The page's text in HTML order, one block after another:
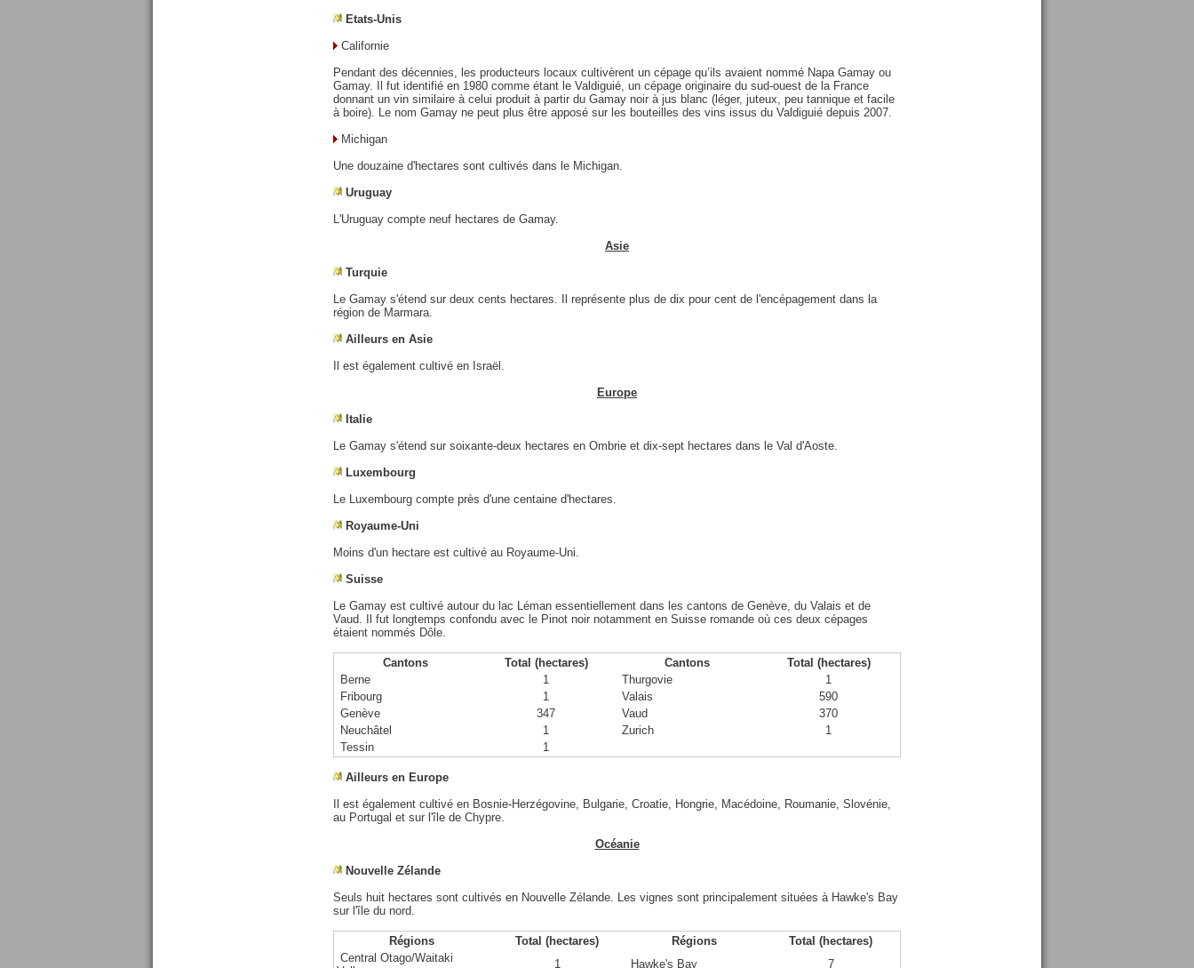
Etats-Unis
Californie
Pendant des décennies, les producteurs locaux cultivèrent un cépage qu’ils avaient nommé Napa Gamay ou
Gamay. Il fut identifié en 1980 comme étant le Valdiguié, un cépage originaire du sud-ouest de la France
donnant un vin similaire à celui produit à partir du Gamay noir à jus blanc (léger, juteux, peu tannique et facile
à boire). Le nom Gamay ne peut plus être apposé sur les bouteilles des vins issus du Valdiguié depuis 2007.
Michigan
Une douzaine d'hectares sont cultivés dans le Michigan.
Uruguay
L'Uruguay compte neuf hectares de Gamay.
Asie
Turquie
Le Gamay s'étend sur deux cents hectares. Il représente plus de dix pour cent de l'encépagement dans la
région de Marmara.
Ailleurs en Asie
Il est également cultivé en Israël.
Europe
Italie
Le Gamay s'étend sur soixante-deux hectares en Ombrie et dix-sept hectares dans le Val d'Aoste.
Luxembourg
Le Luxembourg compte près d'une centaine d'hectares.
Royaume-Uni
Moins d'un hectare est cultivé au Royaume-Uni.
Suisse
Le Gamay est cultivé autour du lac Léman essentiellement dans les cantons de Genève, du Valais et de
Vaud. Il fut longtemps confondu avec le Pinot noir notamment en Suisse romande où ces deux cépages
étaient nommés Dôle.
Cantons Total (hectares) Cantons
Total (hectares)
Berne
1 Thurgovie
1
Fribourg
1 Valais
590
Genève
347 Vaud
370
Neuchâtel
1 Zurich
1
Tessin
1
Ailleurs en Europe
Il est également cultivé en Bosnie-Herzégovine, Bulgarie, Croatie, Hongrie, Macédoine, Roumanie, Slovénie,
au Portugal et sur l'île de Chypre.
Océanie
Nouvelle Zélande
Seuls huit hectares sont cultivés en Nouvelle Zélande. Les vignes sont principalement situées à Hawke's Bay
sur l'île du nord.
Régions Total (hectares) Régions
Total (hectares)
Central Otago/Waitaki
1 Hawke's Bay 7